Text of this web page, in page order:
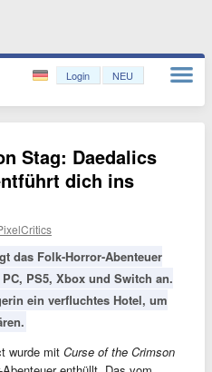
Login NEU
Stag: Daedalics
dich ins
das Folk-Horror-Abenteuer
PS5, Xbox und Switch an.
ein verfluchtes Hotel, um
wurde mit Curse of the Crimson